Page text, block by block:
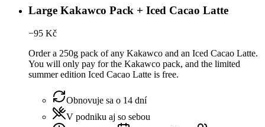
Large Kakawco Pack + Iced Cacao Latte
−95 Kč
Order a 250g pack of any Kakawco and an Iced Cacao Latte.
You will only pay for the Kakawco pack, and the limited
summer edition Iced Cacao Latte is free.
Obnovuje sa o 14 dní
V podniku aj so sebou